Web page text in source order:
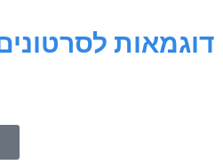
דוגמאות